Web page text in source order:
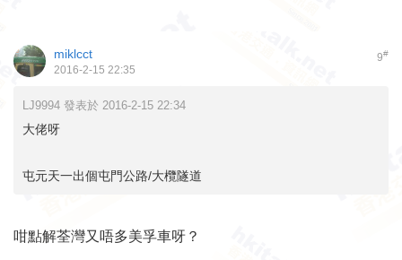
9#
miklcct
2016-2-15 22:35
LJ9994 發表於 2016-2-15 22:34
大佬呀
屯元天一出個屯門公路/大欖隧道
咁點解荃灣又唔多美孚車呀？